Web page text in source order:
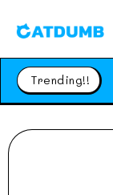
Trending!!